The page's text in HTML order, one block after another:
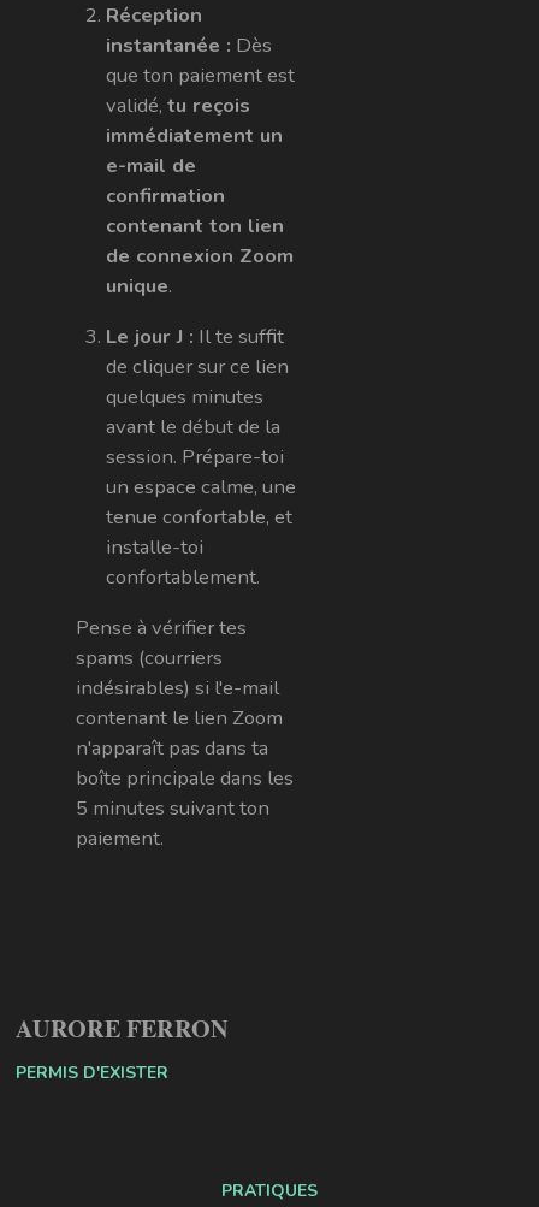
Réception
instantanée : Dès
que ton paiement est
validé, tu reçois
immédiatement un
e-mail de
confirmation
contenant ton lien
de connexion Zoom
unique.
Le jour J : Il te suffit
de cliquer sur ce lien
quelques minutes
avant le début de la
session. Prépare-toi
un espace calme, une
tenue confortable, et
installe-toi
confortablement.
Pense à vérifier tes
spams (courriers
indésirables) si l'e-mail
contenant le lien Zoom
n'apparaît pas dans ta
boîte principale dans les
5 minutes suivant ton
paiement.
AURORE FERRON
PERMIS D'EXISTER
PRATIQUES